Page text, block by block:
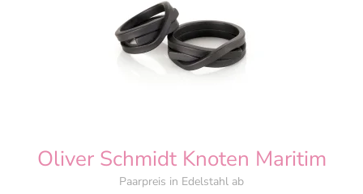
Oliver Schmidt Knoten Maritim
Paarpreis in Edelstahl ab